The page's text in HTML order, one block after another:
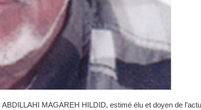
MAGAREH HILDID, estimé élu et doyen de